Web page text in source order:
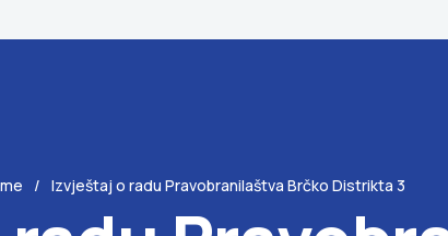
Izvještaj o radu Pravobranilaštva Brčko Distrikta 3